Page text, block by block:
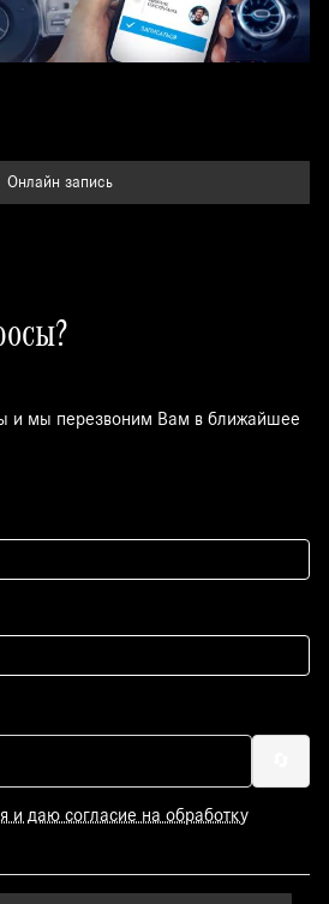
Онлайн запись
и мы перезвоним Вам в ближайшее
и даю согласие на обработку